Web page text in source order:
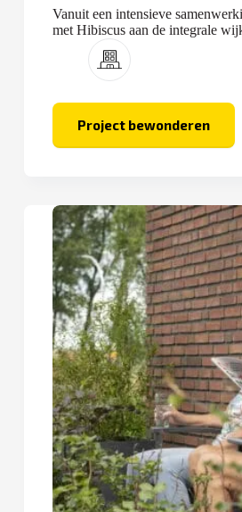
Vanuit een intensieve
met Hibiscus aan de integrale
in Selwerd.
Project bewonderen
Stad
in